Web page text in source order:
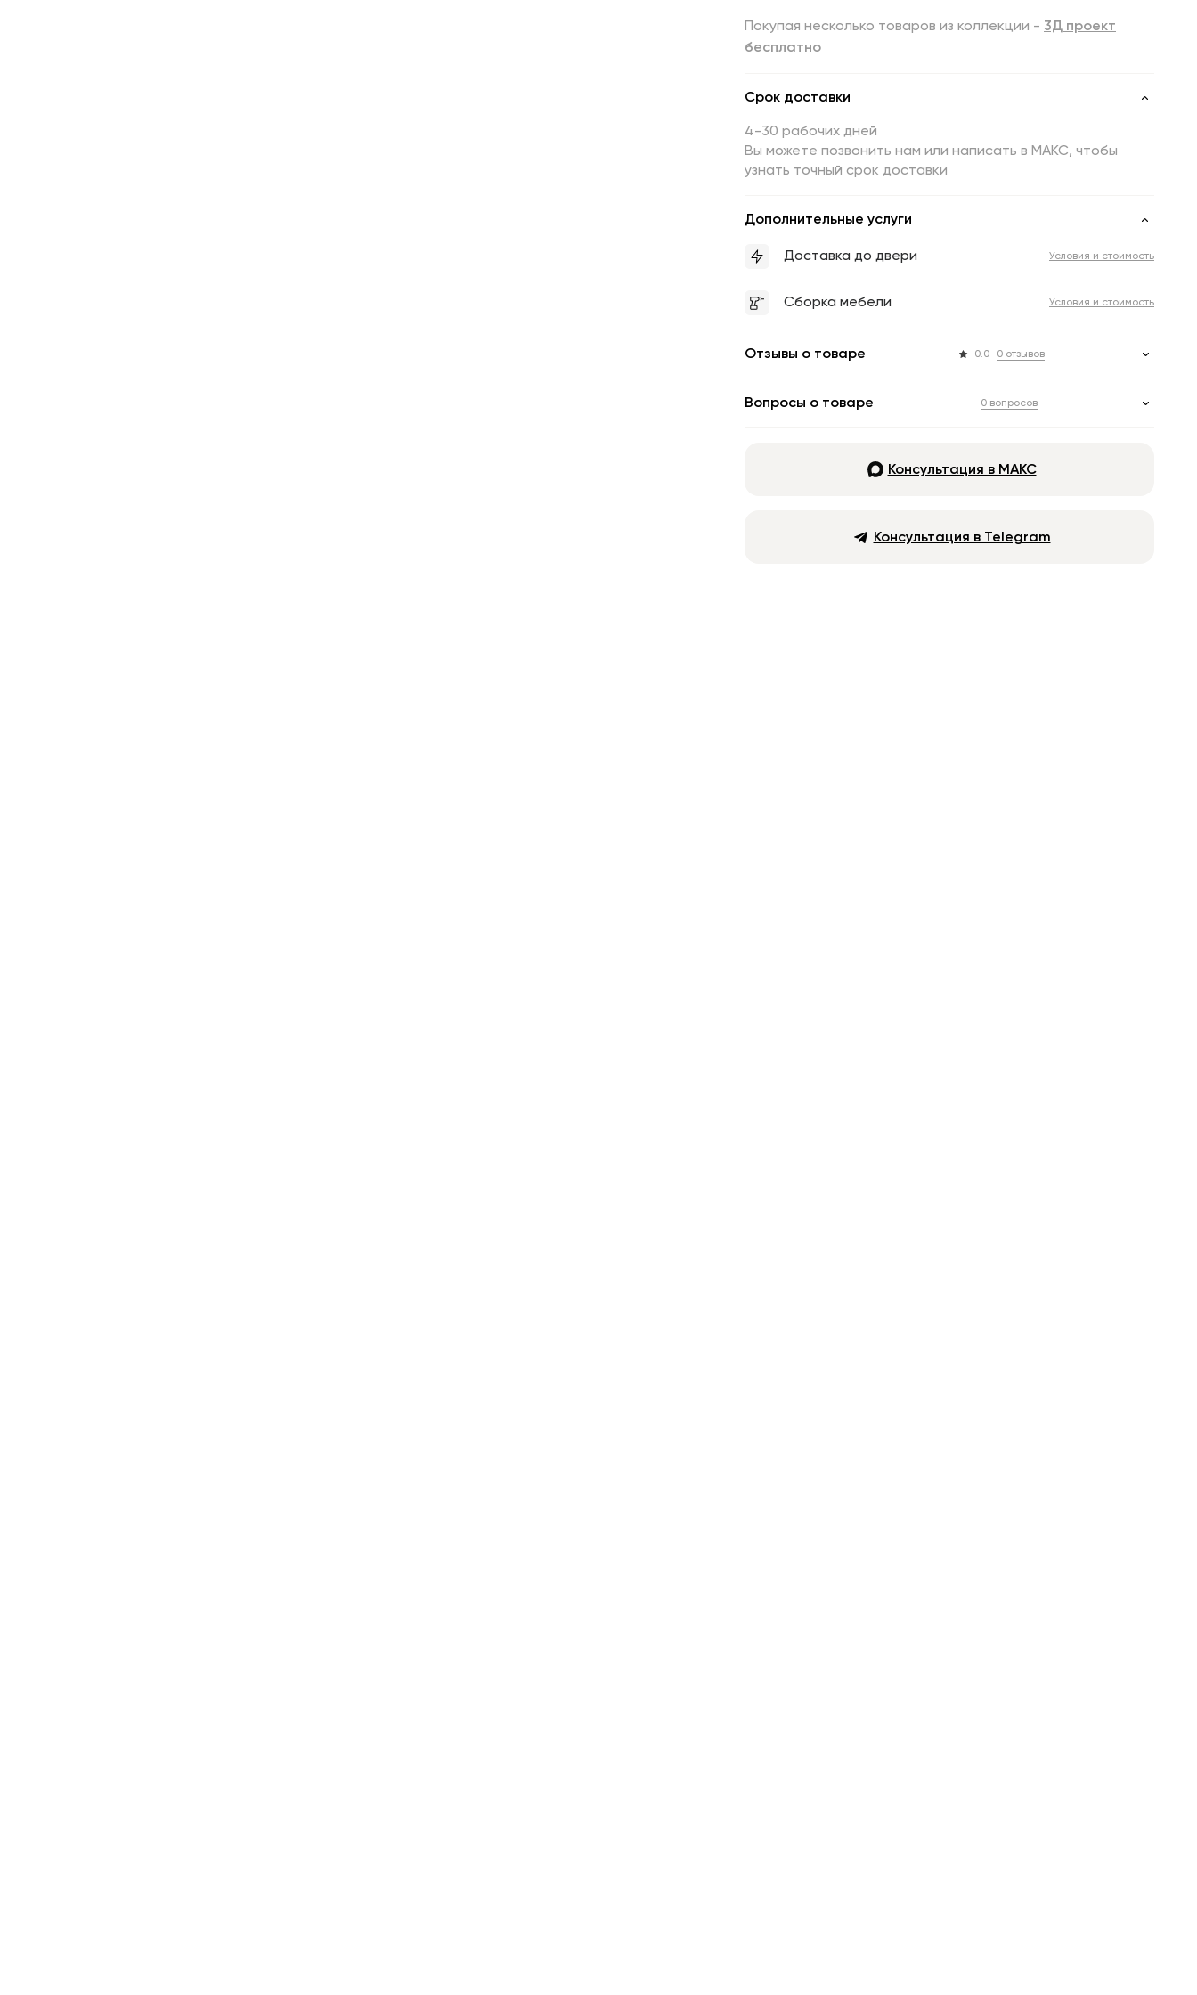
Покупая несколько товаров из коллекции - 3Д проект
бесплатно
Срок доставки
4-30 рабочих дней
Вы можете позвонить нам или написать в МАКС, чтобы
узнать точный срок доставки
Дополнительные услуги
Доставка до двери Условия и стоимость
Сборка мебели Условия и стоимость
Отзывы о товаре 0.0 0 отзывов
Вопросы о товаре 0 вопросов
Консультация в МАКС
Консультация в Telegram